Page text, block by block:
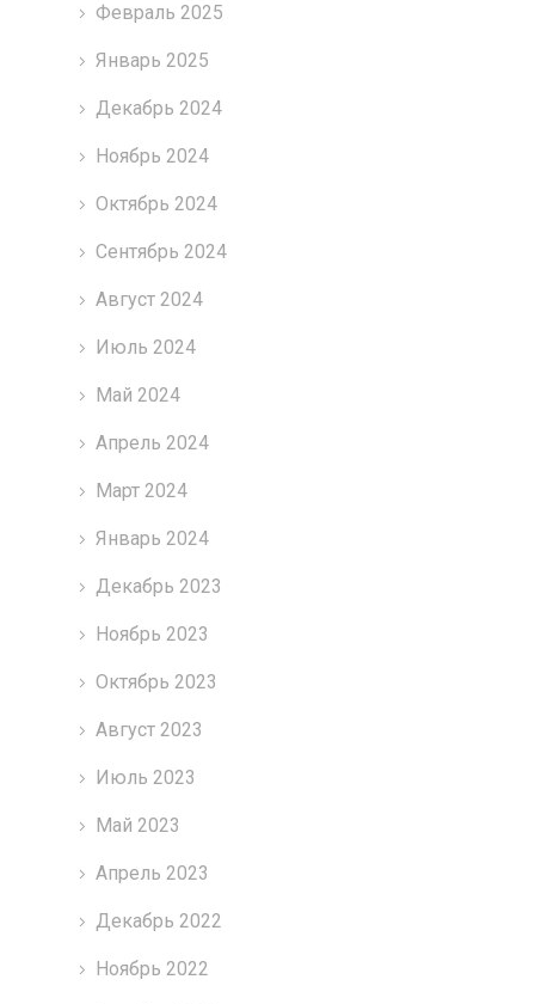
Февраль 2025
Январь 2025
Декабрь 2024
Ноябрь 2024
Октябрь 2024
Сентябрь 2024
Август 2024
Июль 2024
Май 2024
Апрель 2024
Март 2024
Январь 2024
Декабрь 2023
Ноябрь 2023
Октябрь 2023
Август 2023
Июль 2023
Май 2023
Апрель 2023
Декабрь 2022
Ноябрь 2022